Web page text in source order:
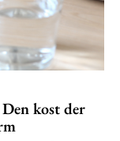
kost der